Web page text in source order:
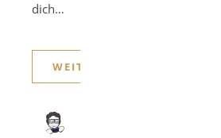
dich…
WEITERLESEN